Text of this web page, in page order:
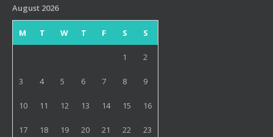
August 2026
M T W T F S S
1 2
3 4 5 6 7 8 9
10 11 12 13 14 15 16
17 18 19 20 21 22 23